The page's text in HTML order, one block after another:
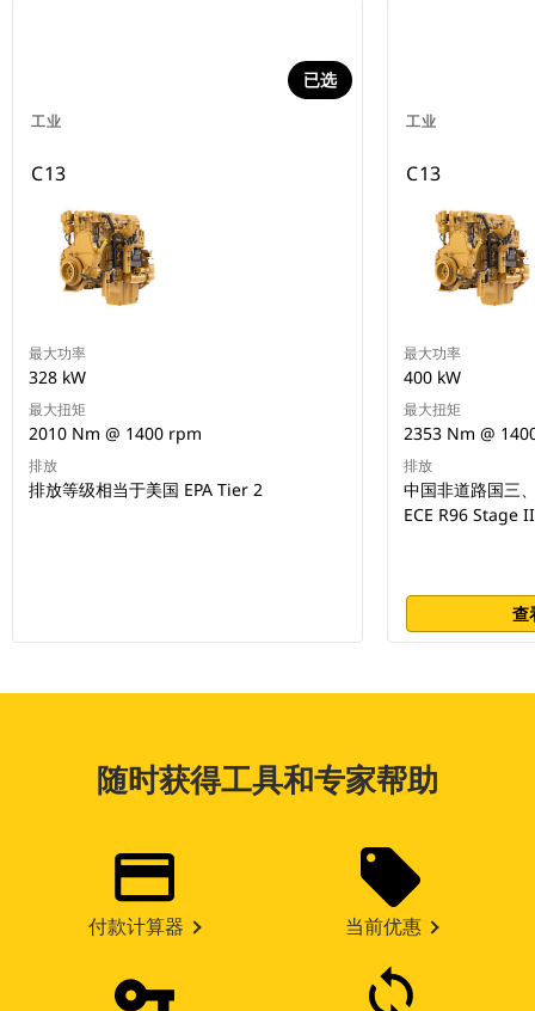
工业
已选
C13
最大功率
328 kW
最大扭矩
2010 Nm @ 1400 rpm
排放
排放等级相当于美国 EPA Tier 2
工业
C13
最大功率
400 kW
最大扭矩
2353 Nm @
排放
中国非道路国三
ECE R96 Stage
查
随时获得工具和专家帮助
付款计算器 当前优惠